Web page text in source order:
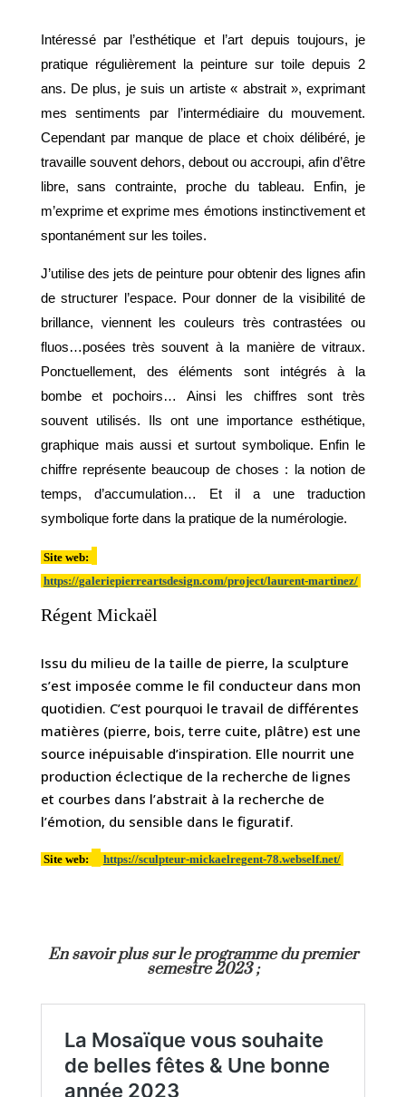
Intéressé par l’esthétique et l’art depuis toujours, je
pratique régulièrement la peinture sur toile depuis 2
ans. De plus, je suis un artiste « abstrait », exprimant
mes sentiments par l’intermédiaire du mouvement.
Cependant par manque de place et choix délibéré, je
travaille souvent dehors, debout ou accroupi, afin d’être
libre, sans contrainte, proche du tableau. Enfin, je
m’exprime et exprime mes émotions instinctivement et
spontanément sur les toiles.
J’utilise des jets de peinture pour obtenir des lignes afin
de structurer l’espace. Pour donner de la visibilité de
brillance, viennent les couleurs très contrastées ou
fluos…posées très souvent à la manière de vitraux.
Ponctuellement, des éléments sont intégrés à la
bombe et pochoirs… Ainsi les chiffres sont très
souvent utilisés. Ils ont une importance esthétique,
graphique mais aussi et surtout symbolique. Enfin le
chiffre représente beaucoup de choses : la notion de
temps, d’accumulation… Et il a une traduction
symbolique forte dans la pratique de la numérologie.
Site web:
https://galeriepierreartsdesign.com/project/laurent-martinez/
Régent Mickaël
Issu du milieu de la taille de pierre, la sculpture
s’est imposée comme le fil conducteur dans mon
quotidien. C’est pourquoi le travail de différentes
matières (pierre, bois, terre cuite, plâtre) est une
source inépuisable d’inspiration. Elle nourrit une
production éclectique de la recherche de lignes
et courbes dans l’abstrait à la recherche de
l’émotion, du sensible dans le figuratif.
Site web: https://sculpteur-mickaelregent-78.webself.net/
En savoir plus sur le programme du premier
semestre 2023 ;